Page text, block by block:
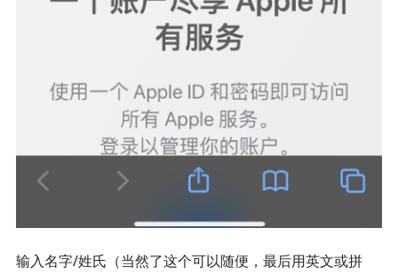
输入名字/姓氏（当然了这个可以随便，最后用英文或拼